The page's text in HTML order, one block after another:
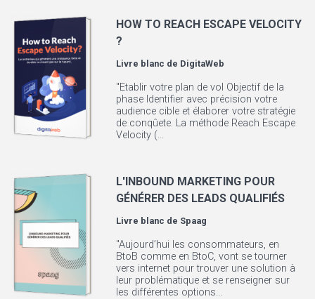
HOW TO REACH ESCAPE VELOCITY
?
Livre blanc de DigitaWeb
"Etablir votre plan de vol Objectif de la
phase Identifier avec précision votre
audience cible et élaborer votre stratégie
de conqûete. La méthode Reach Escape
Velocity (...
L'INBOUND MARKETING POUR
GÉNÉRER DES LEADS QUALIFIÉS
Livre blanc de Spaag
"Aujourd’hui les consommateurs, en
BtoB comme en BtoC, vont se tourner
vers internet pour trouver une solution à
leur problématique et se renseigner sur
les différentes options...